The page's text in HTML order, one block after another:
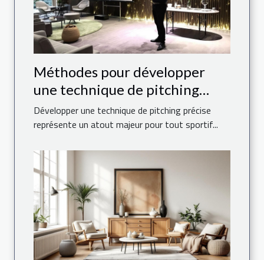
Méthodes pour développer
une technique de pitching
précise
Développer une technique de pitching précise
représente un atout majeur pour tout sportif...